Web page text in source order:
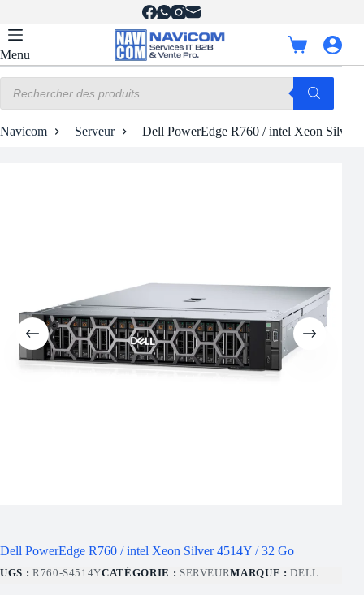
contenu
Menu
Panier
d’achat
produits
Navicom Serveur Dell PowerEdge R760 / intel Xeon Silver
Dell PowerEdge R760 / intel Xeon Silver 4514Y / 32 Go
UGS : R760-S4514YCATÉGORIE : SERVEURMARQUE :DELL